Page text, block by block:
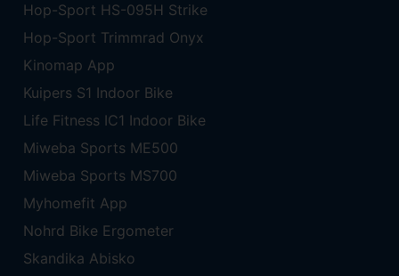
Hop-Sport HS-095H Strike
Hop-Sport Trimmrad Onyx
Kinomap App
Kuipers S1 Indoor Bike
Life Fitness IC1 Indoor Bike
Miweba Sports ME500
Miweba Sports MS700
Myhomefit App
Nohrd Bike Ergometer
Skandika Abisko